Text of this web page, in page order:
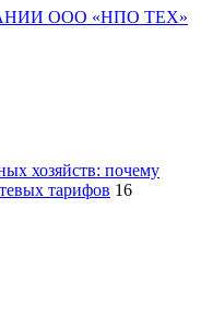
ООО «НПО ТЕХ»
хозяйств: почему
тарифов 16